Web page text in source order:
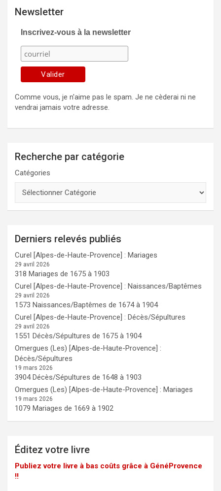
Newsletter
Inscrivez-vous à la newsletter
Comme vous, je n'aime pas le spam. Je ne cèderai ni ne
vendrai jamais votre adresse.
Recherche par catégorie
Catégories
Derniers relevés publiés
Curel [Alpes-de-Haute-Provence] : Mariages
29 avril 2026
318 Mariages de 1675 à 1903
Curel [Alpes-de-Haute-Provence] : Naissances/Baptêmes
29 avril 2026
1573 Naissances/Baptêmes de 1674 à 1904
Curel [Alpes-de-Haute-Provence] : Décès/Sépultures
29 avril 2026
1551 Décès/Sépultures de 1675 à 1904
Omergues (Les) [Alpes-de-Haute-Provence] :
Décès/Sépultures
19 mars 2026
3904 Décès/Sépultures de 1648 à 1903
Omergues (Les) [Alpes-de-Haute-Provence] : Mariages
19 mars 2026
1079 Mariages de 1669 à 1902
Éditez votre livre
Publiez votre livre à bas coûts grâce à GénéProvence
!!